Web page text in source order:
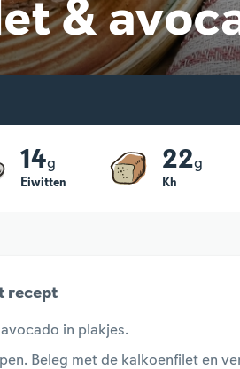
&
14g
Eiwitten
22g
Kh
recept
in plakjes.
Beleg met de kalkoenfilet en